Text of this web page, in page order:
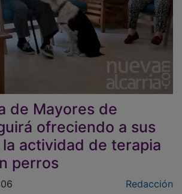
de Mayores de
ofreciendo a sus
actividad de terapia
perros